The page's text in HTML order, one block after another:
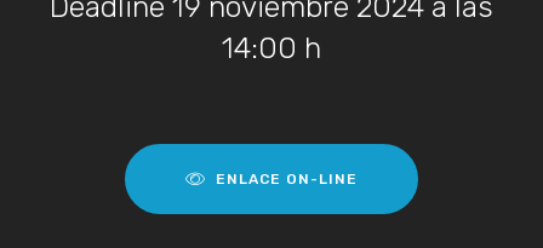
14:00 h
ENLACE ON-LINE